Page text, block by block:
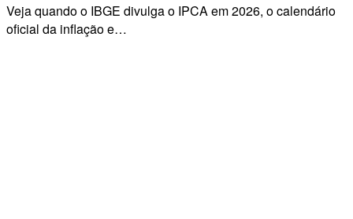
Veja quando o IBGE divulga o IPCA em 2026, o calendário
oficial da inflação e…